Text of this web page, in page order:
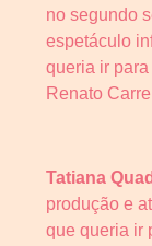
no segundo
espetáculo
queria ir
Renato
Tatiana
produção e
que queria ir